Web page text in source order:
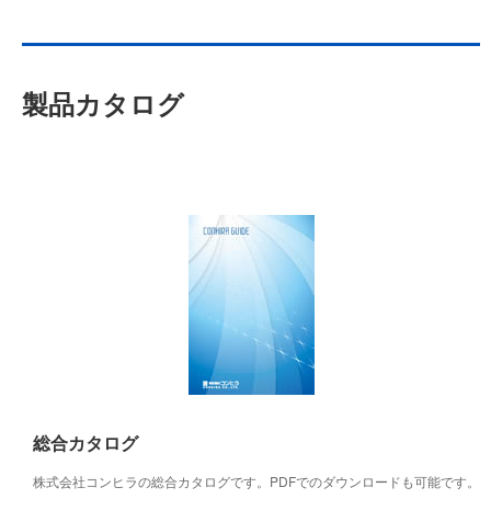
製品カタログ
総合カタログ
株式会社コンヒラの総合カタログです。PDFでのダウンロードも可能です。